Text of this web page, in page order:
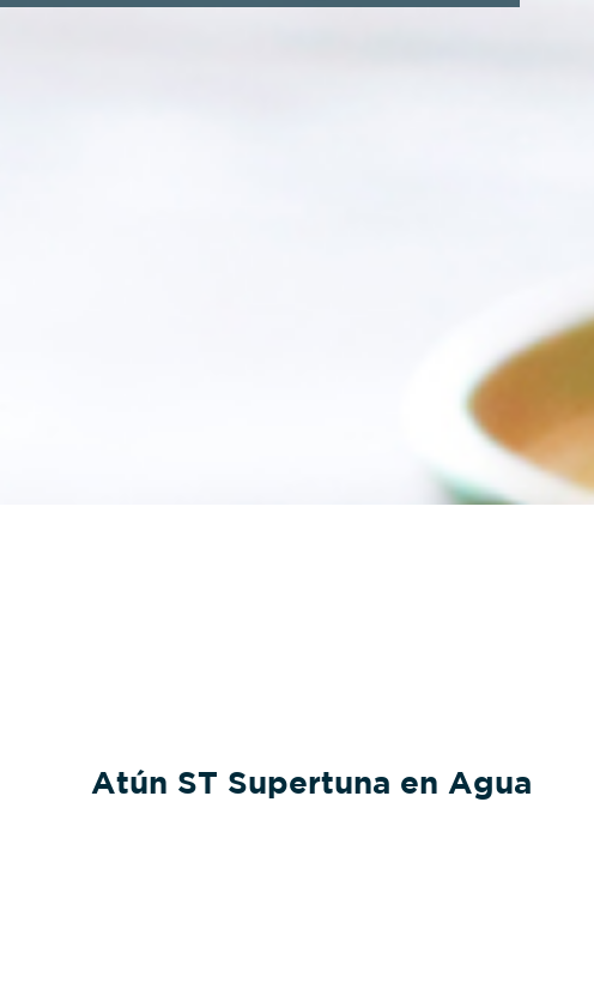
Atún ST Supertuna en Agua